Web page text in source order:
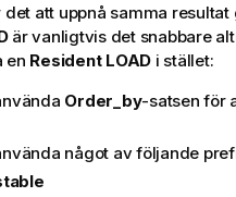
att uppnå samma
är vanligtvis det snabbare
en Resident LOAD i stället:
Order_by-satsen för
något av följande